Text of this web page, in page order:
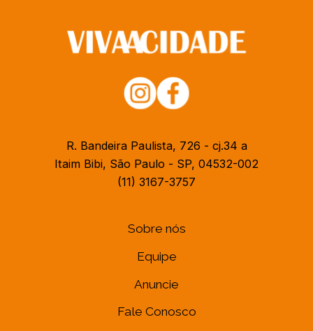
R. Bandeira Paulista, 726 - cj.34 a
Itaim Bibi, São Paulo - SP, 04532-002
(11) 3167-3757
Sobre nós
Equipe
Anuncie
Fale Conosco